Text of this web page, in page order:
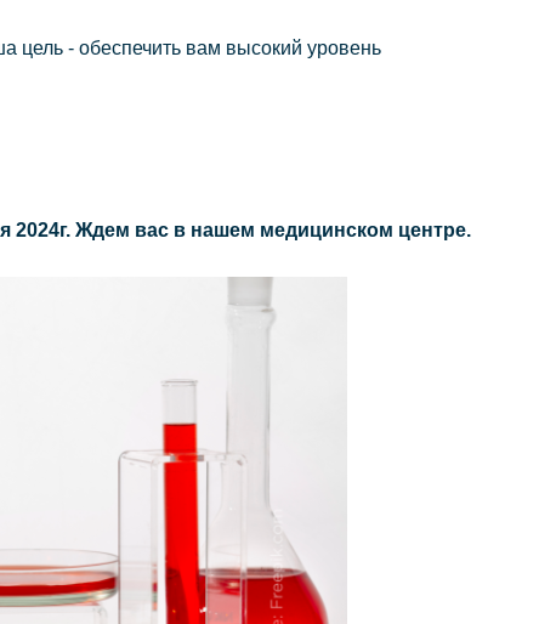
- обеспечить вам высокий уровень
2024г. Ждем вас в нашем медицинском центре.